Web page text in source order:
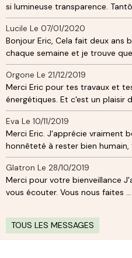
si lumineuse transparence.
Lucile Le 07/01/2020
Bonjour Eric, Cela fait deux ans
chaque semaine et je trouve
Orgone Le 21/12/2019
Merci Eric pour tes travaux et
énergétiques. Et c'est un plaisir
Eva Le 10/11/2019
Merci Eric. J'apprécie vraiment
honnêteté à rester bien humain,
Glatron Le 28/10/2019
Merci pour votre bienveillance
vous écouter. Vous nous faites ...
TOUS LES MESSAGES